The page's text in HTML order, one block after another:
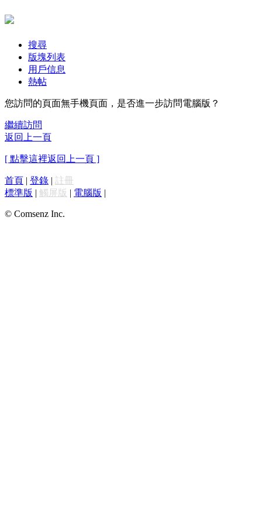
搜尋
版塊列表
用戶信息
熱帖
您訪問的頁面無手機頁面，是否進一步訪問電腦版？
繼續訪問
返回上一頁
[ 點擊這裡返回上一頁 ]
首頁 | 登錄 | 註冊
標準版 | 觸屏版 | 電腦版 |
© Comsenz Inc.